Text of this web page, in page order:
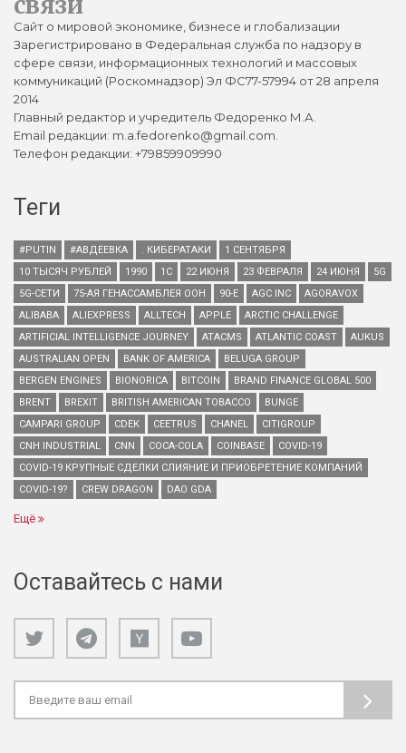
Сайт о мировой экономике, бизнесе и глобализации
Зарегистрировано в Федеральная служба по надзору в
сфере связи, информационных технологий и массовых
коммуникаций (Роскомнадзор) Эл ФС77-57994 от 28 апреля
2014
Главный редактор и учредитель Федоренко М.А.
Email редакции: m.a.fedorenko@gmail.com.
Телефон редакции: +79859909990
Теги
#PUTIN #АВДЕЕВКА . КИБЕРАТАКИ
1 СЕНТЯБРЯ
10 ТЫСЯЧ РУБЛЕЙ
1990 1С 22 ИЮНЯ 23 ФЕВРАЛЯ 24 ИЮНЯ
5G
5G-СЕТИ
75-АЯ ГЕНАССАМБЛЕЯ ООН 90-Е AGC INC
AGORAVOX
ALIBABA
ALIEXPRESS ALLTECH APPLE
ARCTIC CHALLENGE
ARTIFICIAL INTELLIGENCE JOURNEY
ATACMS ATLANTIC COAST
AUKUS
AUSTRALIAN OPEN
BANK OF AMERICA
BELUGA GROUP
BERGEN ENGINES
BIONORICA BITCOIN
BRAND FINANCE GLOBAL 500
BRENT
BREXIT BRITISH AMERICAN TOBACCO
BUNGE
CAMPARI GROUP
CDEK CEETRUS CHANEL
CITIGROUP
CNH INDUSTRIAL
CNN COCA-COLA COINBASE
COVID-19
COVID-19 КРУПНЫЕ СДЕЛКИ СЛИЯНИЕ И ПРИОБРЕТЕНИЕ КОМПАНИЙ
COVID-19?
CREW DRAGON DAO GDA
Ещё
Оставайтесь с нами